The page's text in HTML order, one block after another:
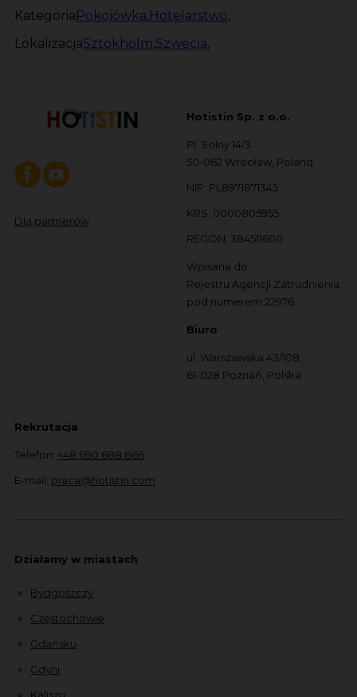
Kategoria Pokojówka,Hotelarstwo,
LokalizacjaSztokholm,Szwecja,
Dla partnerów
Hotistin Sp. z o.o.
Pl. Solny 14/3
50-062 Wrocław, Poland
NIP: PL8971871345
KRS: 0000805955
REGON: 384511600
Wpisana do
Rejestru Agencji Zatrudnienia
pod numerem 22976
Biuro
ul. Warszawska 43/108,
61-028 Poznań, Polska
Rekrutacja
Telefon: +48 690 688 866
E-mail: praca@hotistin.com
Działamy w miastach
Bydgoszczy
Częstochowie
Gdańsku
Gdyni